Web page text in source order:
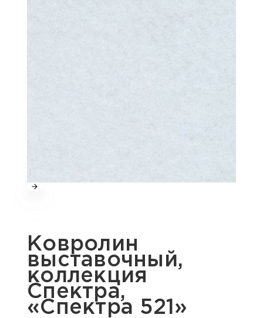
Ковролин
выставочный,
коллекция
Спектра,
«Спектра 521»